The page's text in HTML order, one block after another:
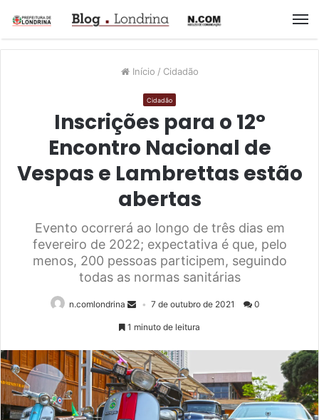
Início / Cidadão
Cidadão
Inscrições para o 12°
Encontro Nacional de
Vespas e Lambrettas estão
abertas
Evento ocorrerá ao longo de três dias em
fevereiro de 2022; expectativa é que, pelo
menos, 200 pessoas participem, seguindo
todas as normas sanitárias
n.comlondrina 7 de outubro de 2021 0
1 minuto de leitura